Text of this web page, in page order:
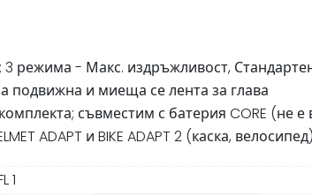
режима - Макс. издръжливост,
подвижна и миеща се лента за глава
съвместим с батерия CORE (не
ADAPT и BIKE ADAPT 2 (каска, велосипед)
1